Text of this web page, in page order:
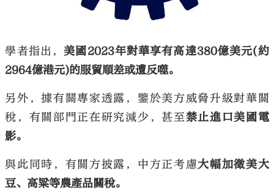
學者指出，美國2023年對華享有高達380億美元(約
2964億港元)的服貿順差或遭反噬。
另外，據有關專家透露，鑒於美方威脅升級對華關
稅，有關部門正在研究減少，甚至禁止進口美國電
影。
與此同時，有關方披露，中方正考慮大幅加徵美大
豆、高粱等農產品關稅。